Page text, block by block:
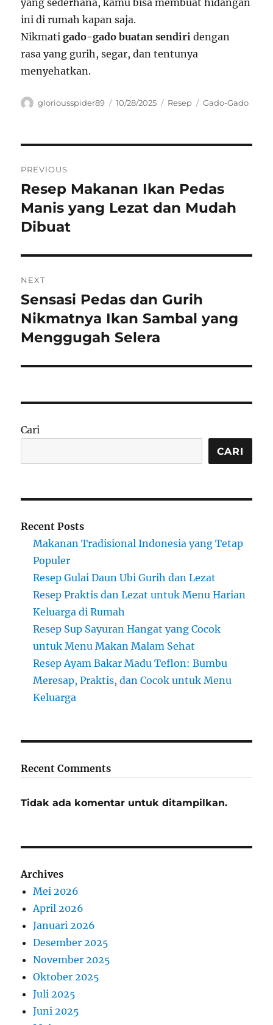
yang sederhana, kamu bisa membuat hidangan
ini di rumah kapan saja.
Nikmatigado-gado buatan sendiri dengan
rasa yang gurih, segar, dan tentunya
menyehatkan.
Author
gloriousspider89
Posted
10/28/2025 Categories
Resep Tags
Gado-Gado
pos
PREVIOUS
Previous
post:
Resep Makanan Ikan Pedas
Manis yang Lezat dan Mudah
Dibuat
NEXT
Next
post:
Sensasi Pedas dan Gurih
Nikmatnya Ikan Sambal yang
Menggugah Selera
Cari
CARI
Recent Posts
Makanan Tradisional Indonesia yang Tetap
Populer
Resep Gulai Daun Ubi Gurih dan Lezat
Resep Praktis dan Lezat untuk Menu Harian
Keluarga di Rumah
Resep Sup Sayuran Hangat yang Cocok
untuk Menu Makan Malam Sehat
Resep Ayam Bakar Madu Teflon: Bumbu
Meresap, Praktis, dan Cocok untuk Menu
Keluarga
Recent Comments
Tidak ada komentar untuk ditampilkan.
Archives
Mei 2026
April 2026
Januari 2026
Desember 2025
November 2025
Oktober 2025
Juli 2025
Juni 2025